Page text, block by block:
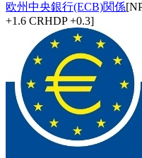
欧州中央銀行(ECB)関係
+1.6 CRHDP +0.3]